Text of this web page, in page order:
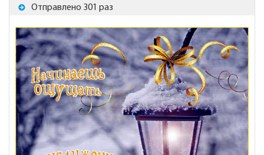
Отправлено 301 раз